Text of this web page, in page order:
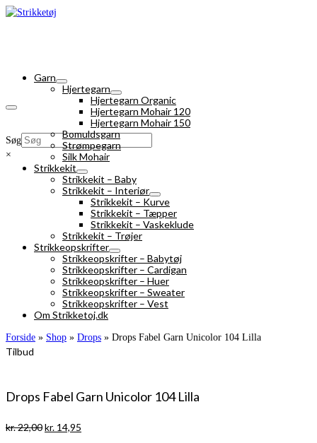
Søg
×
Garn
Hjertegarn
Hjertegarn Organic
Hjertegarn Mohair 120
Hjertegarn Mohair 150
Bomuldsgarn
Strømpegarn
Silk Mohair
Strikkekit
Strikkekit – Baby
Strikkekit – Interiør
Strikkekit – Kurve
Strikkekit – Tæpper
Strikkekit – Vaskeklude
Strikkekit – Trøjer
Strikkeopskrifter
Strikkeopskrifter – Babytøj
Strikkeopskrifter – Cardigan
Strikkeopskrifter – Huer
Strikkeopskrifter – Sweater
Strikkeopskrifter – Vest
Om Strikketoj.dk
Forside » Shop » Drops » Drops Fabel Garn Unicolor 104 Lilla
Tilbud
Drops Fabel Garn Unicolor 104 Lilla
kr.22,00Den
kr. 14,95